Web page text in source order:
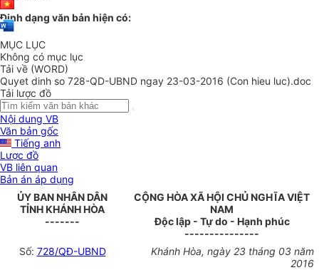
Định dạng văn bản hiện có:
MỤC LỤC
Không có mục lục
Tải về (WORD)
Quyet dinh so 728-QD-UBND ngay 23-03-2016 (Con hieu luc).doc
Tải lược đồ
Nội dung VB
Văn bản gốc
Tiếng anh
Lược đồ
VB liên quan
Bản án áp dụng
ỦY BAN NHÂN DÂN
TỈNH KHÁNH HÒA
-------
CỘNG HÒA XÃ HỘI CHỦ NGHĨA VIỆT
NAM
Độc lập - Tự do - Hạnh phúc
---------------
Số: 728/QĐ-UBND Khánh Hòa, ngày 23 tháng 03 năm
2016